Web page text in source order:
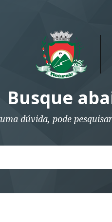
Busque
dúvida, pode